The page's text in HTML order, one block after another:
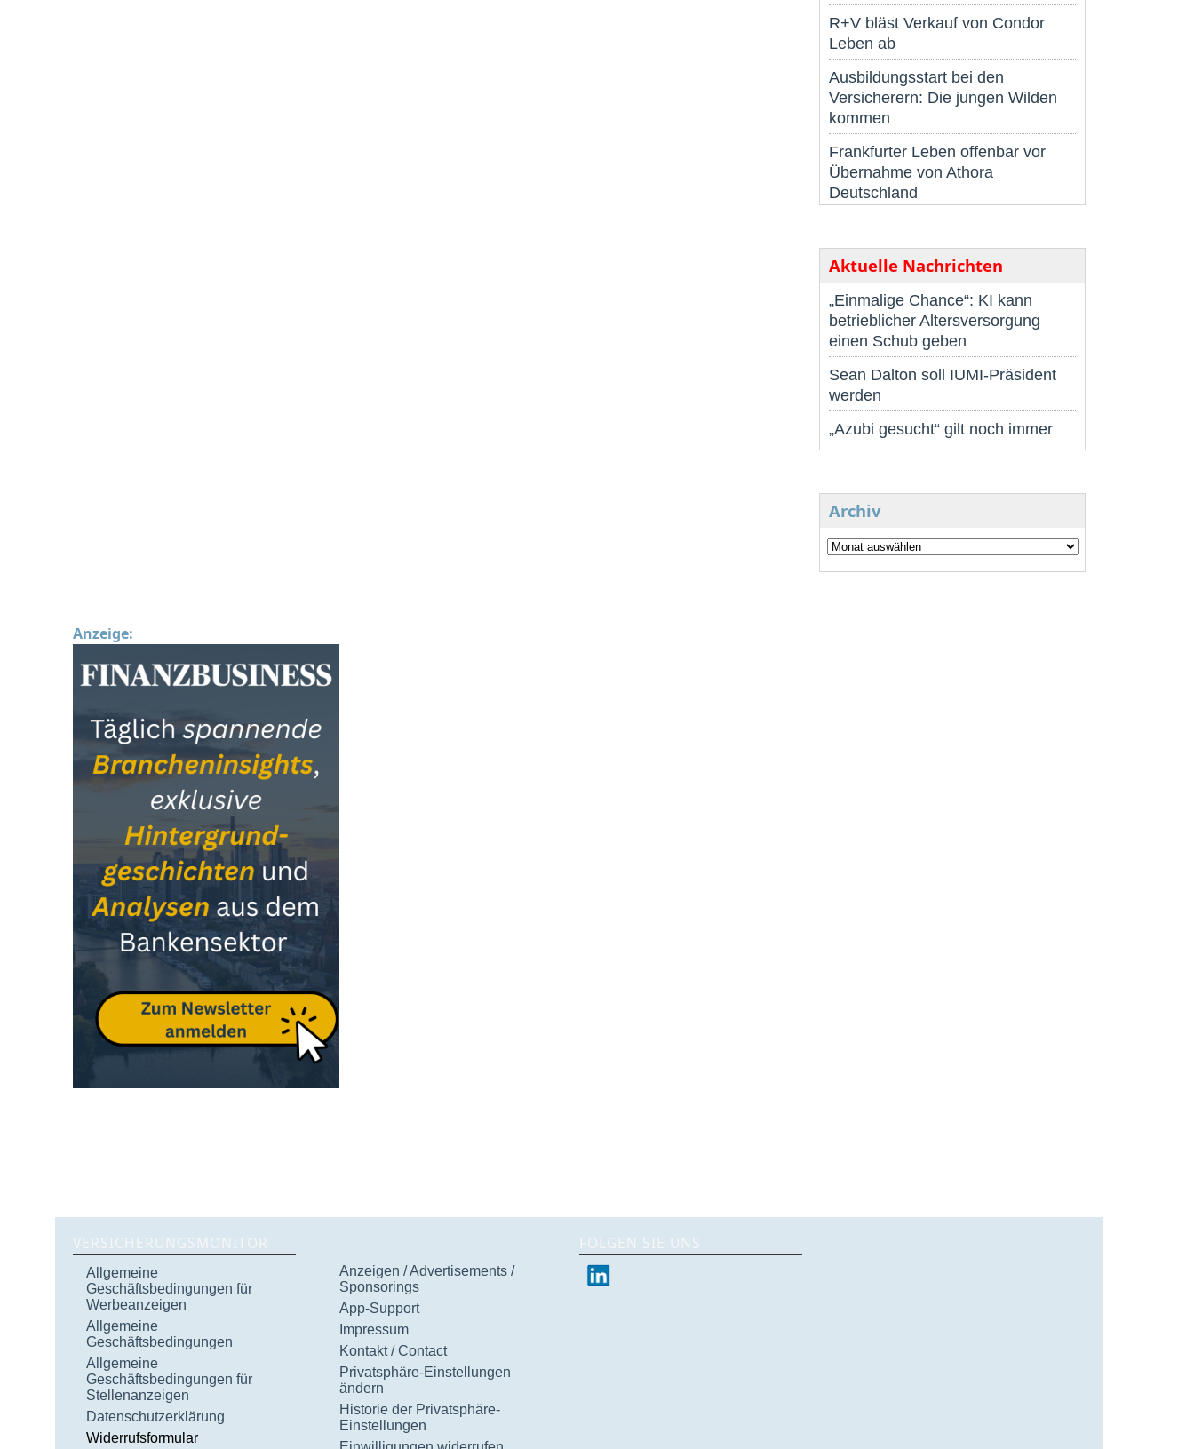
R+V bläst Verkauf von Condor
Leben ab
Ausbildungsstart bei den
Versicherern: Die jungen Wilden
kommen
Frankfurter Leben offenbar vor
Übernahme von Athora
Deutschland
Aktuelle Nachrichten
„Einmalige Chance“: KI kann
betrieblicher Altersversorgung
einen Schub geben
Sean Dalton soll IUMI-Präsident
werden
„Azubi gesucht“ gilt noch immer
Archiv
Anzeige:
VERSICHERUNGSMONITOR
Allgemeine
Geschäftsbedingungen für
Werbeanzeigen
Allgemeine
Geschäftsbedingungen
Allgemeine
Geschäftsbedingungen für
Stellenanzeigen
Datenschutzerklärung
Widerrufsformular
Anzeigen / Advertisements /
Sponsorings
App-Support
Impressum
Kontakt / Contact
Privatsphäre-Einstellungen
ändern
Historie der Privatsphäre-
Einstellungen
FOLGEN SIE UNS